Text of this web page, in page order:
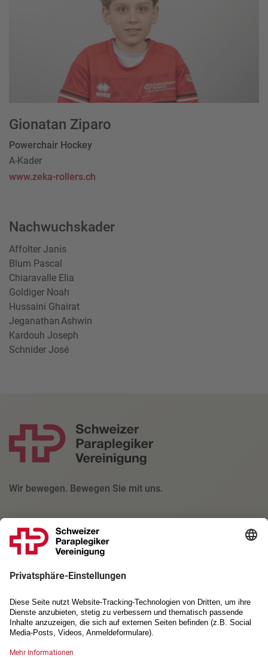
Gionatan Ziparo
Powerchair Hockey
A-Kader
www.zeka-rollers.ch
Nachwuchskader
Affolter Janis
Blum Pascal
Chiaravalle Elia
Goldiger Noah
Hussaini Ghairat
Jeganathan Ashwin
Kardouh Joseph
Schnider José
Wir bewegen. Bewegen Sie mit uns.
KONTAKT
Kantonsstrasse 40
rss@spv.ch